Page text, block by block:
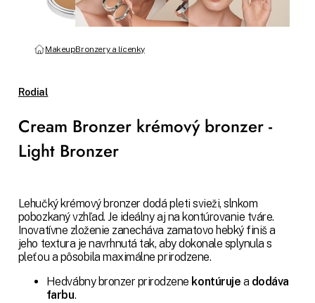
MakeupBronzery a lícenky
Rodial
Cream Bronzer krémový bronzer -
Light Bronzer
Lehučký krémový bronzer dodá pleti svieži, slnkom
pobozkaný vzhľad. Je ideálny aj na kontúrovanie tváre.
Inovatívne zloženie zanecháva zamatovo hebký finiš a
jeho textura je navrhnutá tak, aby dokonale splynula s
pleťou a pôsobila maximálne prirodzene.
Hedvábny bronzer prirodzene kontúruje a dodáva
farbu.